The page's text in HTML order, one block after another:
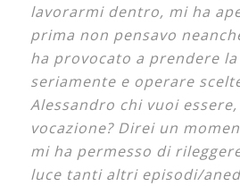
lavorarmi dentro, mi ha
prima non pensavo
ha provocato a prendere
seriamente e operare
Alessandro chi vuoi
vocazione? Direi un
mi ha permesso di
luce tanti altri episodi/